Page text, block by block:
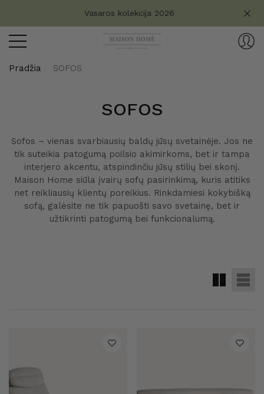
Vasaros kolekcija 2026
Pradžia SOFOS
SOFOS
Sofos – vienas svarbiausių baldų jūsų svetainėje. Jos ne
tik suteikia patogumą poilsio akimirkoms, bet ir tampa
interjero akcentu, atspindinčiu jūsų stilių bei skonį.
Maison Home siūla įvairų sofų pasirinkimą, kuris atitiks
net reikliausių klientų poreikius. Rinkdamiesi kokybišką
sofą, galėsite ne tik papuošti savo svetainę, bet ir
užtikrinti patogumą bei funkcionalumą.
Turite klausimų?